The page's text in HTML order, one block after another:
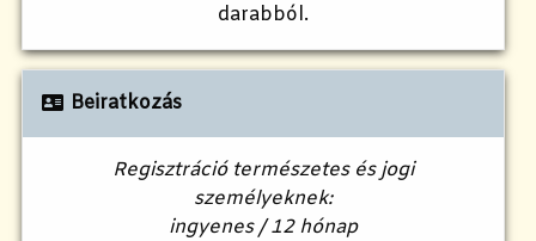
darabból.
Beiratkozás
Regisztráció természetes és jogi
személyeknek:
ingyenes / 12 hónap